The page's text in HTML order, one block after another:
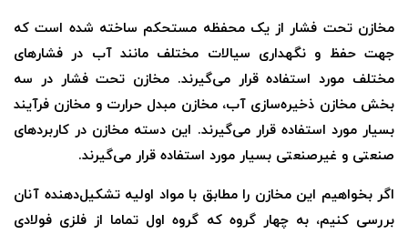
مخازن تحت فشار از یک محفظه مستحکم ساخته شده است که
جهت حفظ و نگهداری سیالات مختلف مانند آب در فشارهای
مختلف مورد استفاده قرار می‌گیرند. مخازن تحت فشار در سه
بخش مخازن ذخیره‌سازی آب، مخازن مبدل حرارت و مخازن فرآیند
بسیار مورد استفاده قرار می‌گیرند. این دسته مخازن در کاربردهای
صنعتی و غیرصنعتی بسیار مورد استفاده قرار می‌گیرند.
اگر بخواهیم این مخازن را مطابق با مواد اولیه تشکیل‌دهنده آنان
بررسی کنیم، به چهار گروه که گروه اول تماما از فلزی فولادی